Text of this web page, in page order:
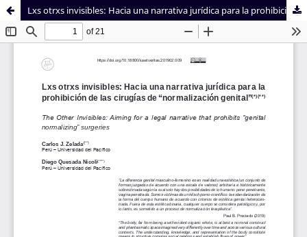
Sistema de
Bibliotecas
Facultad de
Derecho
Lxs otrxs invisibles: Hacia una narrativa jurídica para la prohibición de las cirugías de “normalización genital”